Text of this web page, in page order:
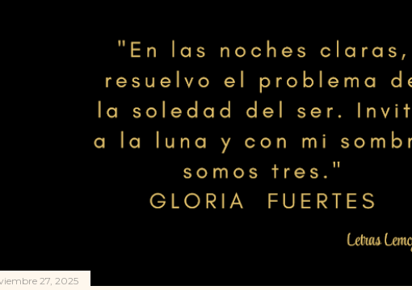
27, 2025